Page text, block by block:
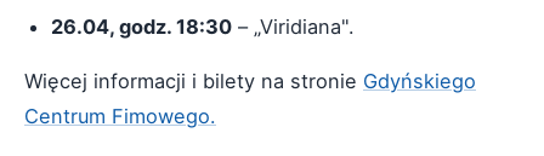
26.04, godz. 18:30 – „Viridiana".
Więcej informacji i bilety na stronie Gdyńskiego
Centrum Fimowego.